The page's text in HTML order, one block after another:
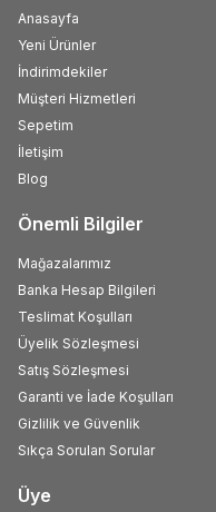
Anasayfa
Yeni Ürünler
İndirimdekiler
Müşteri Hizmetleri
Sepetim
İletişim
Blog
Önemli Bilgiler
Mağazalarımız
Banka Hesap Bilgileri
Teslimat Koşulları
Üyelik Sözleşmesi
Satış Sözleşmesi
Garanti ve İade Koşulları
Gizlilik ve Güvenlik
Sıkça Sorulan Sorular
Üye